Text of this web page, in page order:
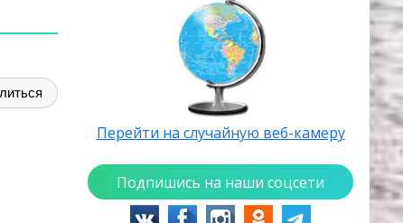
Перейти на случайную веб-камеру
Подпишись на наши соцсети